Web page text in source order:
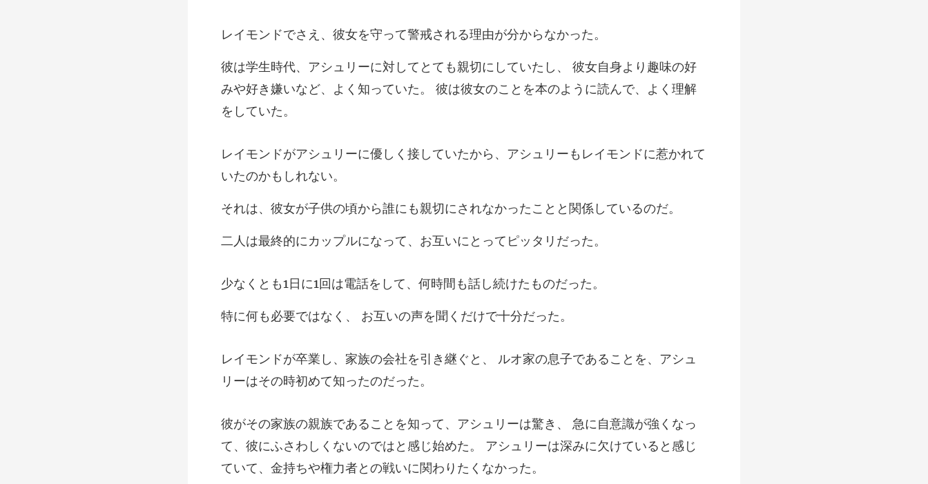
女を守って警戒される
、 彼女自身より趣味の好
みや好き嫌いなど、よく知っていた
していたから、アシュリーもレイモ
から誰にも親切にされなか
プルになって、お互い
は電話をして、何時間
く、 お互いの声を聞
継ぐと、 ルオ家の息子であることを、
が強くなっ
て、彼にふさわしくないのではと感じ始めた。 アシュリーは深